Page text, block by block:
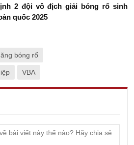
2 đội vô địch giải bóng rổ sinh
quốc 2025
bóng rổ
VBA